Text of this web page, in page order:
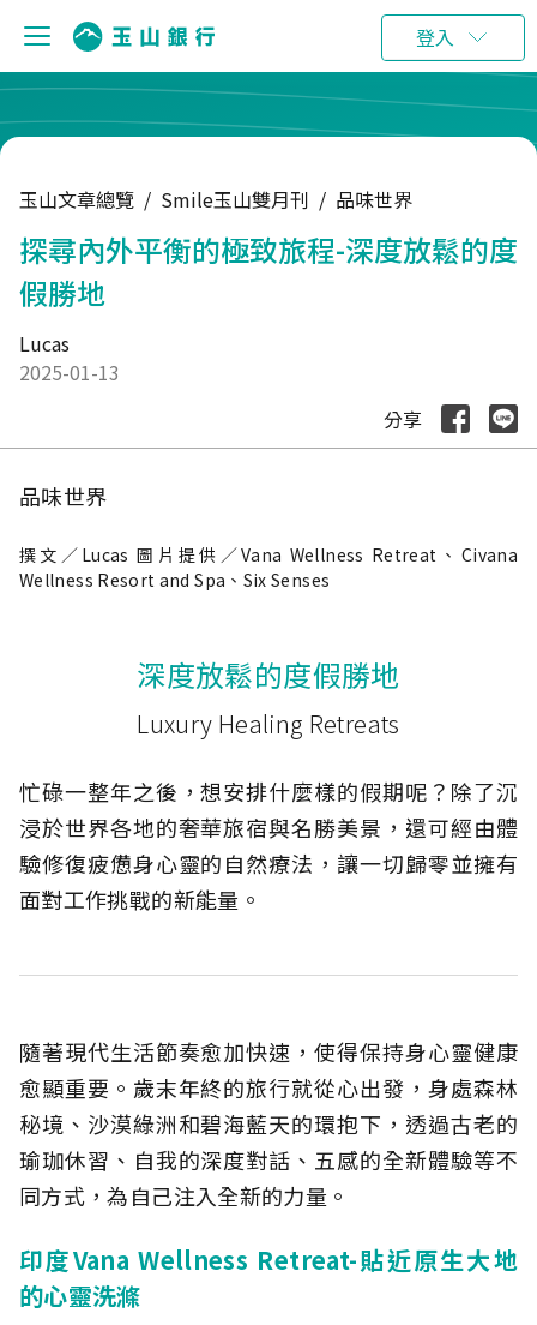
登入
玉山文章總覽 / Smile玉山雙月刊 / 品味世界
探尋內外平衡的極致旅程-深度放鬆的度
假勝地
Lucas
2025-01-13
分享
品味世界
撰文／Lucas 圖片提供／Vana Wellness Retreat、Civana
Wellness Resort and Spa、Six Senses
深度放鬆的度假勝地
Luxury Healing Retreats
忙碌一整年之後，想安排什麼樣的假期呢？除了沉
浸於世界各地的奢華旅宿與名勝美景，還可經由體
驗修復疲憊身心靈的自然療法，讓一切歸零並擁有
面對工作挑戰的新能量。
隨著現代生活節奏愈加快速，使得保持身心靈健康
愈顯重要。歲末年終的旅行就從心出發，身處森林
秘境、沙漠綠洲和碧海藍天的環抱下，透過古老的
瑜珈休習、自我的深度對話、五感的全新體驗等不
同方式，為自己注入全新的力量。
印度Vana Wellness Retreat-貼近原生大地
的心靈洗滌